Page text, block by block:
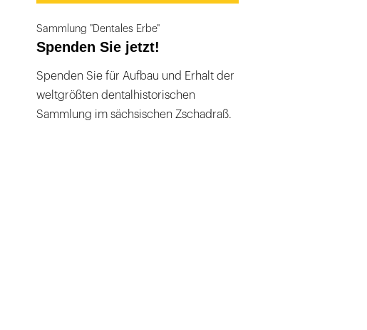
Sammlung "Dentales Erbe"
Spenden Sie jetzt!
Spenden Sie für Aufbau und Erhalt der
weltgrößten dentalhistorischen
Sammlung im sächsischen Zschadraß.